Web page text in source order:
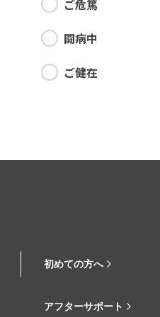
ご危篤
闘病中
ご健在
初めての方へ
アフターサポート